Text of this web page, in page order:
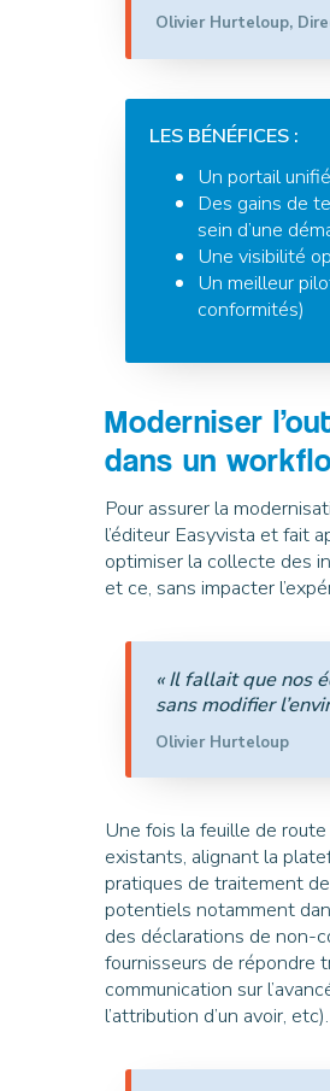
Olivier Hurteloup,
LES BÉNÉFICES :
Un portail
Des gains de
sein d’une
Une visibilité
Un meilleur
conformités)
Moderniser
dans un
Pour assurer la
l’éditeur Easyvista et fait
optimiser la collecte des
et ce, sans impacter
« Il fallait que nos
sans modifier
Olivier Hurteloup
Une fois la feuille de
existants, alignant la
pratiques de traitement
potentiels notamment
des déclarations de non-
fournisseurs de répondre
communication sur
l’attribution d’un avoir, etc).